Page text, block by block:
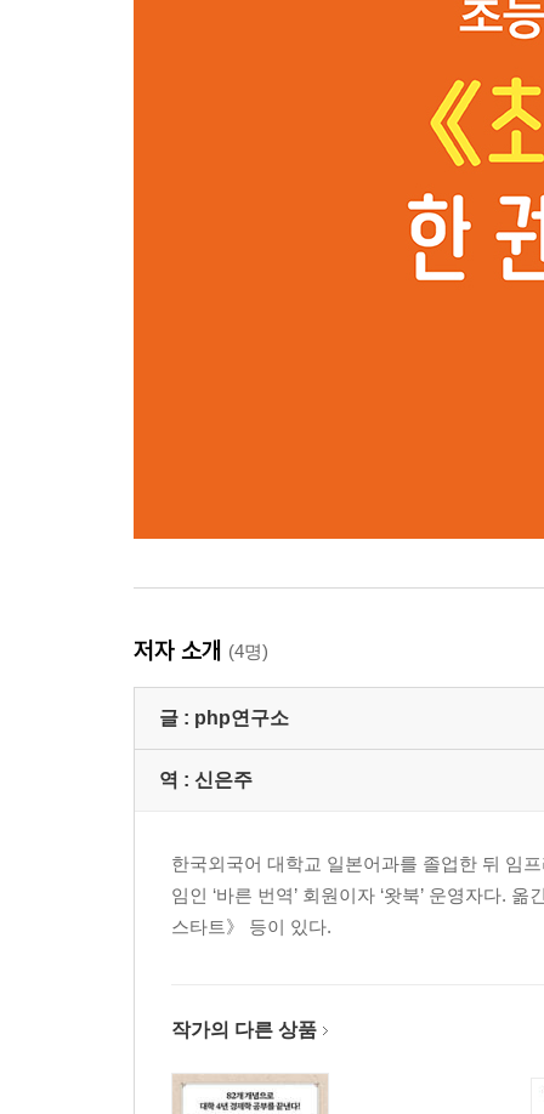
저자 소개 (4명)
글 : php연구소
역 : 신은주
한국외국어 대학교 일본어과를 졸업한 뒤 임
임인 ‘바른 번역’ 회원이자 ‘왓북’ 운영자다.
스타트》 등이 있다.
작가의 다른 상품